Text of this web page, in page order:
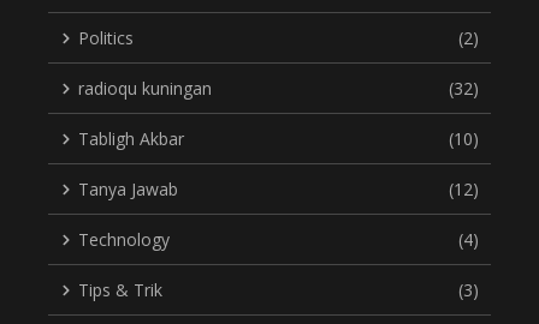
Politics (2)
radioqu kuningan (32)
Tabligh Akbar (10)
Tanya Jawab (12)
Technology (4)
Tips & Trik (3)